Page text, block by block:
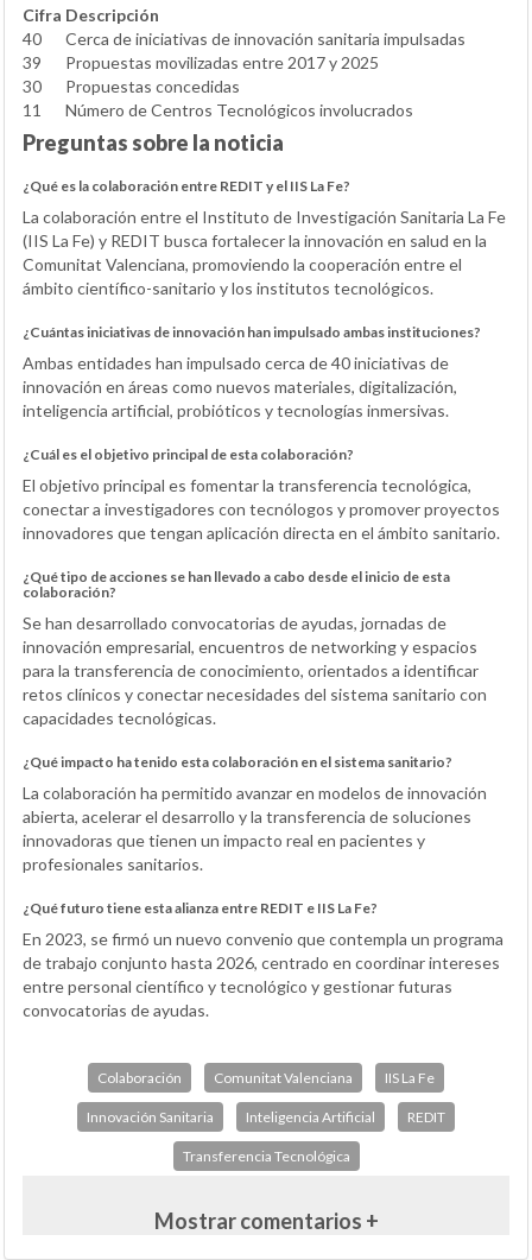
Cifra Descripción
40
Cerca de iniciativas de innovación sanitaria impulsadas
39
Propuestas movilizadas entre 2017 y 2025
30
Propuestas concedidas
11
Número de Centros Tecnológicos involucrados
Preguntas sobre la noticia
¿Qué es la colaboración entre REDIT y el IIS La Fe?
La colaboración entre el Instituto de Investigación Sanitaria La Fe
(IIS La Fe) y REDIT busca fortalecer la innovación en salud en la
Comunitat Valenciana, promoviendo la cooperación entre el
ámbito científico-sanitario y los institutos tecnológicos.
¿Cuántas iniciativas de innovación han impulsado ambas instituciones?
Ambas entidades han impulsado cerca de 40 iniciativas de
innovación en áreas como nuevos materiales, digitalización,
inteligencia artificial, probióticos y tecnologías inmersivas.
¿Cuál es el objetivo principal de esta colaboración?
El objetivo principal es fomentar la transferencia tecnológica,
conectar a investigadores con tecnólogos y promover proyectos
innovadores que tengan aplicación directa en el ámbito sanitario.
¿Qué tipo de acciones se han llevado a cabo desde el inicio de esta
colaboración?
Se han desarrollado convocatorias de ayudas, jornadas de
innovación empresarial, encuentros de networking y espacios
para la transferencia de conocimiento, orientados a identificar
retos clínicos y conectar necesidades del sistema sanitario con
capacidades tecnológicas.
¿Qué impacto ha tenido esta colaboración en el sistema sanitario?
La colaboración ha permitido avanzar en modelos de innovación
abierta, acelerar el desarrollo y la transferencia de soluciones
innovadoras que tienen un impacto real en pacientes y
profesionales sanitarios.
¿Qué futuro tiene esta alianza entre REDIT e IIS La Fe?
En 2023, se firmó un nuevo convenio que contempla un programa
de trabajo conjunto hasta 2026, centrado en coordinar intereses
entre personal científico y tecnológico y gestionar futuras
convocatorias de ayudas.
Colaboración Comunitat Valenciana IIS La Fe
Innovación Sanitaria Inteligencia Artificial REDIT
Transferencia Tecnológica
Mostrar comentarios +